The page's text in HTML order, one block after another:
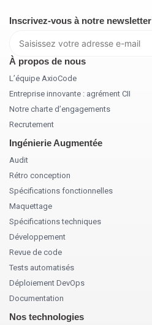
Inscrivez-vous à notre newsletter
À propos de nous
L’équipe AxioCode
Entreprise innovante : agrément CII
Notre charte d’engagements
Recrutement
Ingénierie Augmentée
Audit
Rétro conception
Spécifications fonctionnelles
Maquettage
Spécifications techniques
Développement
Revue de code
Tests automatisés
Déploiement DevOps
Documentation
Nos technologies